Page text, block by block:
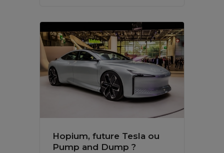
Hopium, future Tesla ou
Pump and Dump ?